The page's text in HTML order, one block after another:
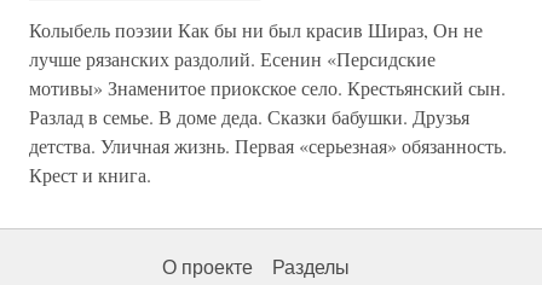
Колыбель поэзии Как бы ни был красив Шираз, Он не
лучше рязанских раздолий. Есенин «Персидские
мотивы» Знаменитое приокское село. Крестьянский сын.
Разлад в семье. В доме деда. Сказки бабушки. Друзья
детства. Уличная жизнь. Первая «серьезная» обязанность.
Крест и книга.
О проекте Разделы